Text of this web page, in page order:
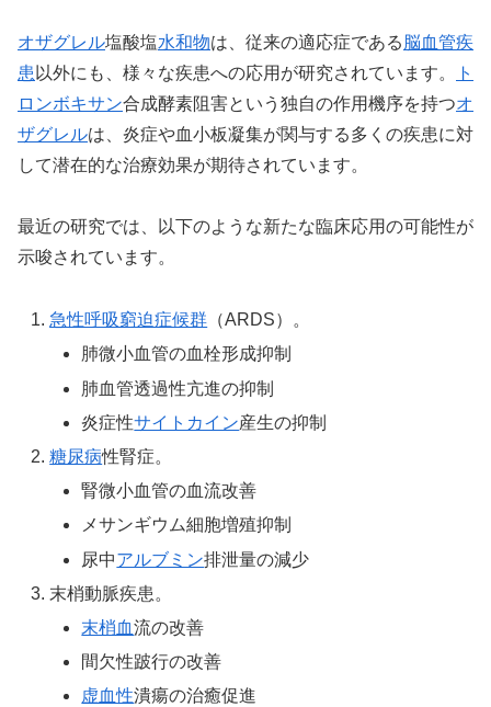
オザグレル塩酸塩水和物は、従来の適応症である 脳血管疾
患 以外にも、様々な疾患への応用が研究されています。
ト
ロンボキサン合成酵素阻害という独自の作用機序を持つオ
ザグレルは、炎症や血小板凝集が関与する多くの疾患に対
して潜在的な治療効果が期待されています。
最近の研究では、以下のような新たな臨床応用の可能性が
示唆されています。
急性呼吸窮迫症候群 （ARDS）。
肺微小血管の血栓形成抑制
肺血管透過性亢進の抑制
炎症性サイトカイン産生の抑制
糖尿病性腎症。
腎微小血管の血流改善
メサンギウム細胞増殖抑制
尿中アルブミン排泄量の減少
末梢動脈疾患。
末梢血流の改善
間欠性跛行の改善
虚血性潰瘍の治癒促進